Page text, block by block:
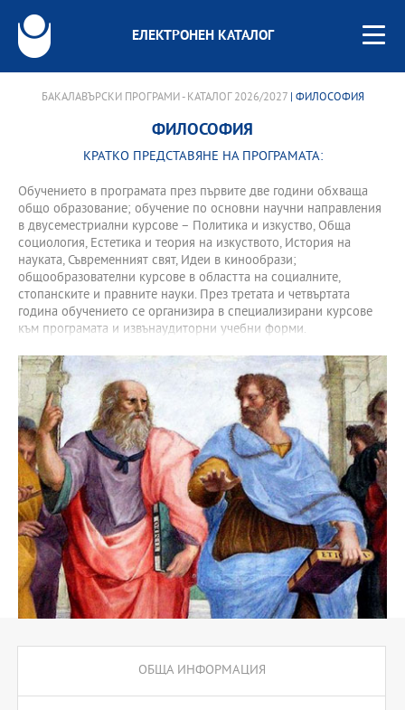
ЕЛЕКТРОНЕН КАТАЛОГ
БАКАЛАВЪРСКИ ПРОГРАМИ - КАТАЛОГ 2026/2027| ФИЛОСОФИЯ
ФИЛОСОФИЯ
КРАТКО ПРЕДСТАВЯНЕ НА ПРОГРАМАТА:
Обучението в програмата през първите две години обхваща
общо образование; обучение по основни научни направления
в двусеместриални курсове – Политика и изкуство, Обща
социология, Естетика и теория на изкуството, История на
науката, Съвременният свят, Идеи в кинообрази;
общообразователни курсове в областта на социалните,
стопанските и правните науки. През третата и четвъртата
година обучението се организира в специализирани курсове
към програмата и извънаудиторни учебни форми.
ОБЩА ИНФОРМАЦИЯ